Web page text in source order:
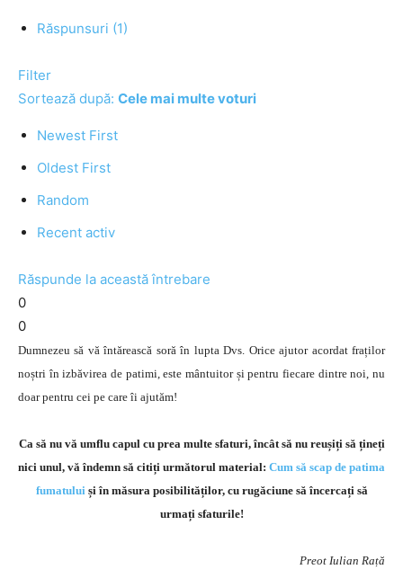
Răspunsuri (1)
Filter
Sortează după: Cele mai multe voturi
Newest First
Oldest First
Random
Recent activ
Răspunde la această întrebare
0
0
Dumnezeu să vă întărească soră în lupta Dvs. Orice ajutor acordat fraților
noștri în izbăvirea de patimi, este mântuitor și pentru fiecare dintre noi, nu
doar pentru cei pe care îi ajutăm!
Ca să nu vă umflu capul cu prea multe sfaturi, încât să nu reușiți să țineți
nici unul, vă îndemn să citiți următorul material: Cum să scap de patima
fumatului și în măsura posibilităților, cu rugăciune să încercați să
urmați sfaturile!
Preot Iulian Rață